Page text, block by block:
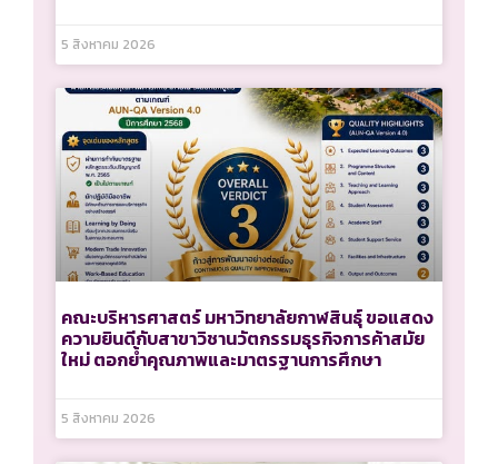
5 สิงหาคม 2026
คณะบริหารศาสตร์ มหาวิทยาลัยกาฬสินธุ์ ขอแสดง
ความยินดีกับสาขาวิชานวัตกรรมธุรกิจการค้าสมัย
ใหม่ ตอกย้ำคุณภาพและมาตรฐานการศึกษา
5 สิงหาคม 2026